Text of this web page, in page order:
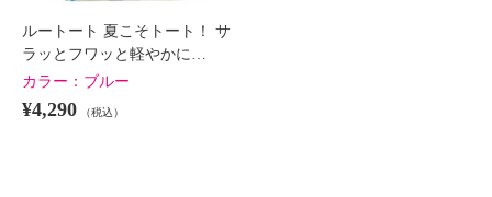
ルートート 夏こそトート！ サ
ラッとフワッと軽やかに…
カラー： ブルー
¥4,290 （税込）